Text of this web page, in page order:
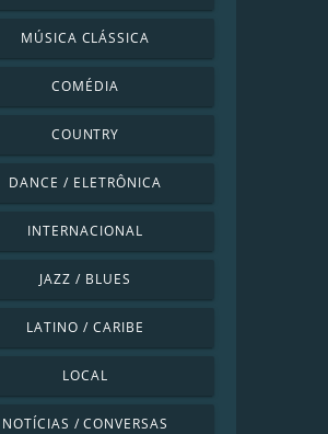
MÚSICA CLÁSSICA
COMÉDIA
COUNTRY
DANCE / ELETRÔNICA
INTERNACIONAL
JAZZ / BLUES
LATINO / CARIBE
LOCAL
NOTÍCIAS / CONVERSAS